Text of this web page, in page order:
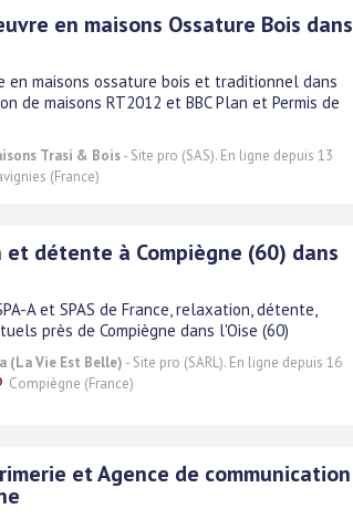
en maisons Ossature Bois dans
en maisons ossature bois et traditionnel dans
de maisons RT2012 et BBC Plan et Permis de
Trasi & Bois- Site pro (SAS). En ligne depuis 13
(France)
détente à Compiègne (60) dans
A et SPAS de France, relaxation, détente,
près de Compiègne dans l'Oise (60)
(La Vie Est Belle) - Site pro (SARL). En ligne depuis 16
Compiègne (France)
et Agence de communication